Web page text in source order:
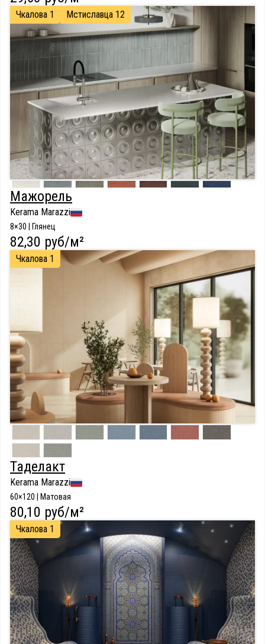
Чкалова 1 Мстиславца 12
Мажорель
Kerama Marazzi
8×30 | Глянец
82,30 руб/м²
Чкалова 1
Таделакт
Kerama Marazzi
60×120 | Матовая
80,10 руб/м²
Чкалова 1